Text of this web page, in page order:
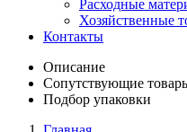
Расходные
Хозяйственные
Контакты
Описание
Сопутствующие
Подбор упаковки